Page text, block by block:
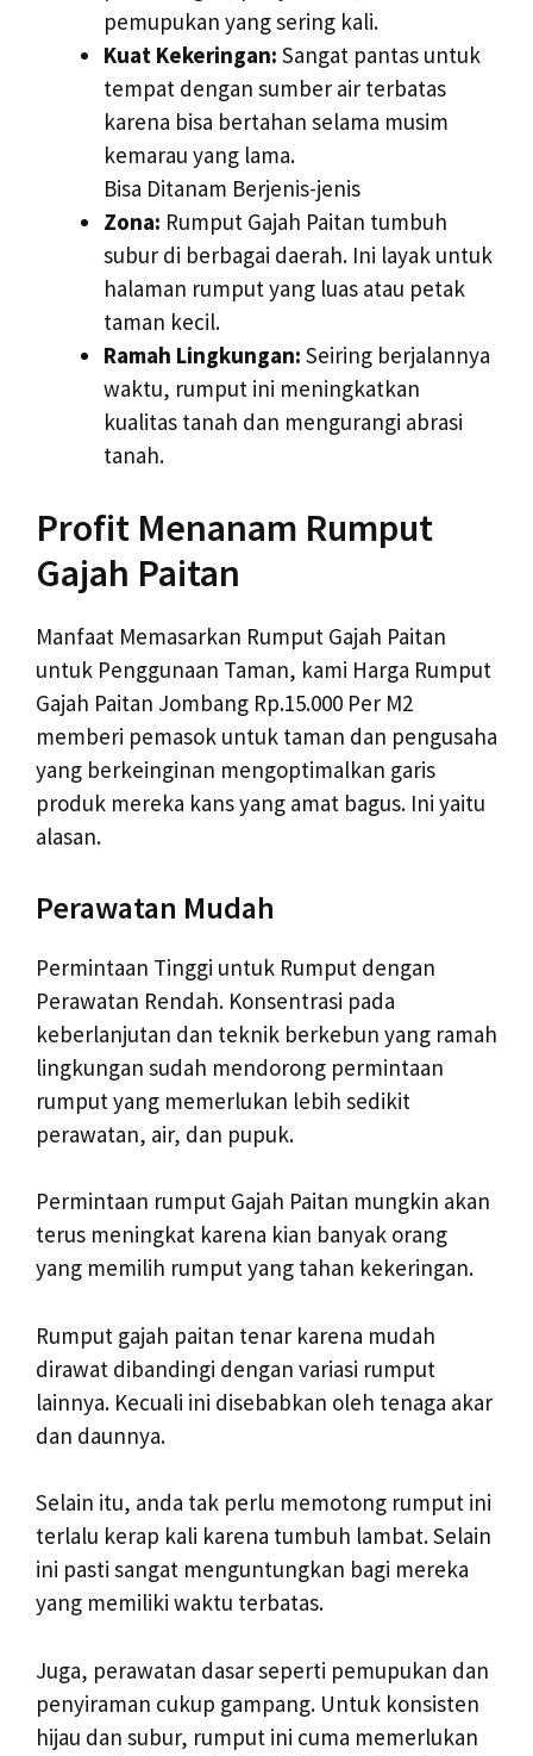
pemupukan yang sering kali.
Kuat Kekeringan: Sangat pantas untuk
tempat dengan sumber air terbatas
karena bisa bertahan selama musim
kemarau yang lama.
Bisa Ditanam Berjenis-jenis
Zona: Rumput Gajah Paitan tumbuh
subur di berbagai daerah. Ini layak untuk
halaman rumput yang luas atau petak
taman kecil.
Ramah Lingkungan: Seiring berjalannya
waktu, rumput ini meningkatkan
kualitas tanah dan mengurangi abrasi
tanah.
Profit Menanam Rumput
Gajah Paitan
Manfaat Memasarkan Rumput Gajah Paitan
untuk Penggunaan Taman, kami Harga Rumput
Gajah Paitan Jombang Rp.15.000 Per M2
memberi pemasok untuk taman dan pengusaha
yang berkeinginan mengoptimalkan garis
produk mereka kans yang amat bagus. Ini yaitu
alasan.
Perawatan Mudah
Permintaan Tinggi untuk Rumput dengan
Perawatan Rendah. Konsentrasi pada
keberlanjutan dan teknik berkebun yang ramah
lingkungan sudah mendorong permintaan
rumput yang memerlukan lebih sedikit
perawatan, air, dan pupuk.
Permintaan rumput Gajah Paitan mungkin akan
terus meningkat karena kian banyak orang
yang memilih rumput yang tahan kekeringan.
Rumput gajah paitan tenar karena mudah
dirawat dibandingi dengan variasi rumput
lainnya. Kecuali ini disebabkan oleh tenaga akar
dan daunnya.
Selain itu, anda tak perlu memotong rumput ini
terlalu kerap kali karena tumbuh lambat. Selain
ini pasti sangat menguntungkan bagi mereka
yang memiliki waktu terbatas.
Juga, perawatan dasar seperti pemupukan dan
penyiraman cukup gampang. Untuk konsisten
hijau dan subur, rumput ini cuma memerlukan